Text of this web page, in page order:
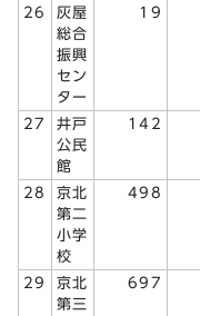
26
灰屋
総合
振興
セン
ター
19
27
井戸
公民
館
142
28
京北
第二
小学
校
498
29
京北
第三
697